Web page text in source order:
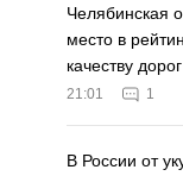
Челябинская
место в
качеству дорог
21:01 1
В России от